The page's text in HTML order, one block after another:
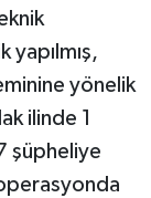
yönelik
ilinde 1
şüpheliye